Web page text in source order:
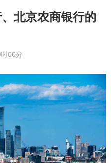
北京农商银行的
00分